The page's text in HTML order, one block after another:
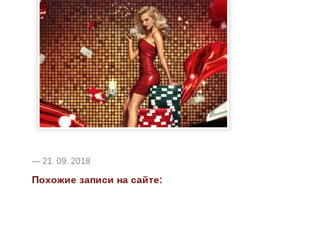
— 21. 09. 2018
Похожие записи на сайте: